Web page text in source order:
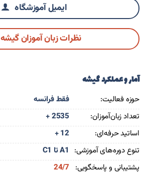
ایمیل آموزشگاه
نظرات زبان آموزان گیشه
آمار و عملکرد گیشه
حوزه فعالیت:
فقط فرانسه
تعداد زبان‌آموزان:
+ 2535
اساتید حرفه‌ای:
+ 12
تنوع دوره‌های آموزشی: A1 تا C1
پشتیبانی و پاسخگویی: 24/7